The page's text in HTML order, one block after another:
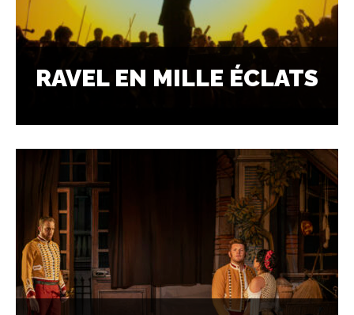
RAVEL EN MILLE ÉCLATS